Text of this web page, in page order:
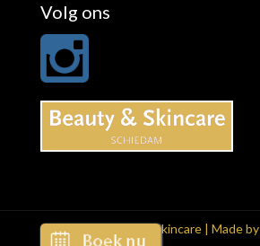
Volg ons
© 2026 Beauty & Skincare | Made by